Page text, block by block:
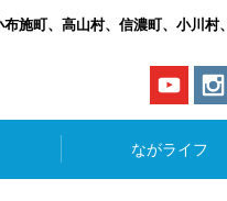
施町、高山村、信濃町、小川村
ながライフ